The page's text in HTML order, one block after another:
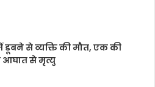
डूबने से व्यक्ति की मौत, एक की
आघात से मृत्यु